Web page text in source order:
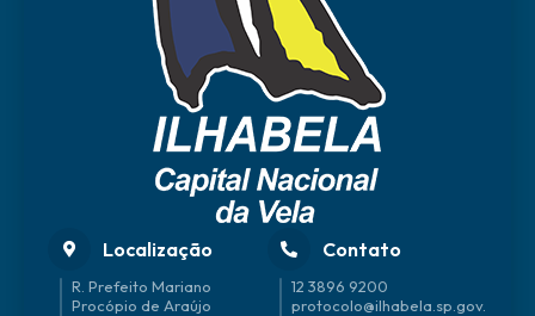
Localização
R. Prefeito Mariano
Procópio de Araújo
Contato
12 3896 9200
protocolo@ilhabela.sp.gov.